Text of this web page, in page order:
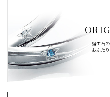
誕生石の
おふた